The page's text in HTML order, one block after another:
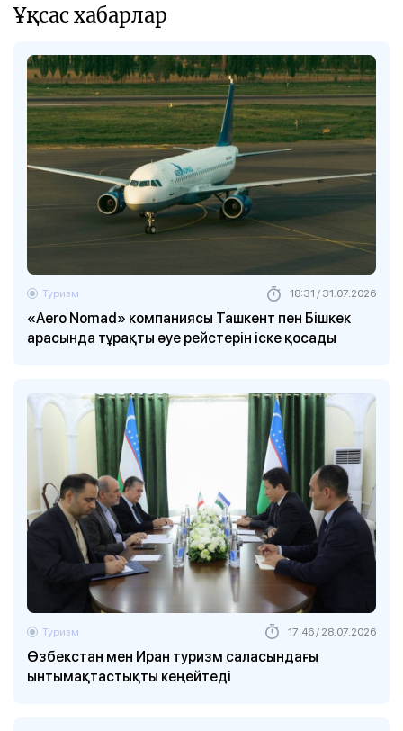
Ұқсас хабарлар
«Aero Nomad» компаниясы Ташкент пен Бішкек
арасында тұрақты әуе рейстерін іске қосады
Туризм 18:31 / 31.07.2026
Өзбекстан мен Иран туризм саласындағы
ынтымақтастықты кеңейтеді
Туризм 17:46 / 28.07.2026